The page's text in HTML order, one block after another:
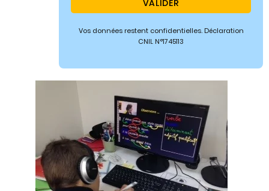
Vos données restent confidentielles. Déclaration
CNIL N°1745113